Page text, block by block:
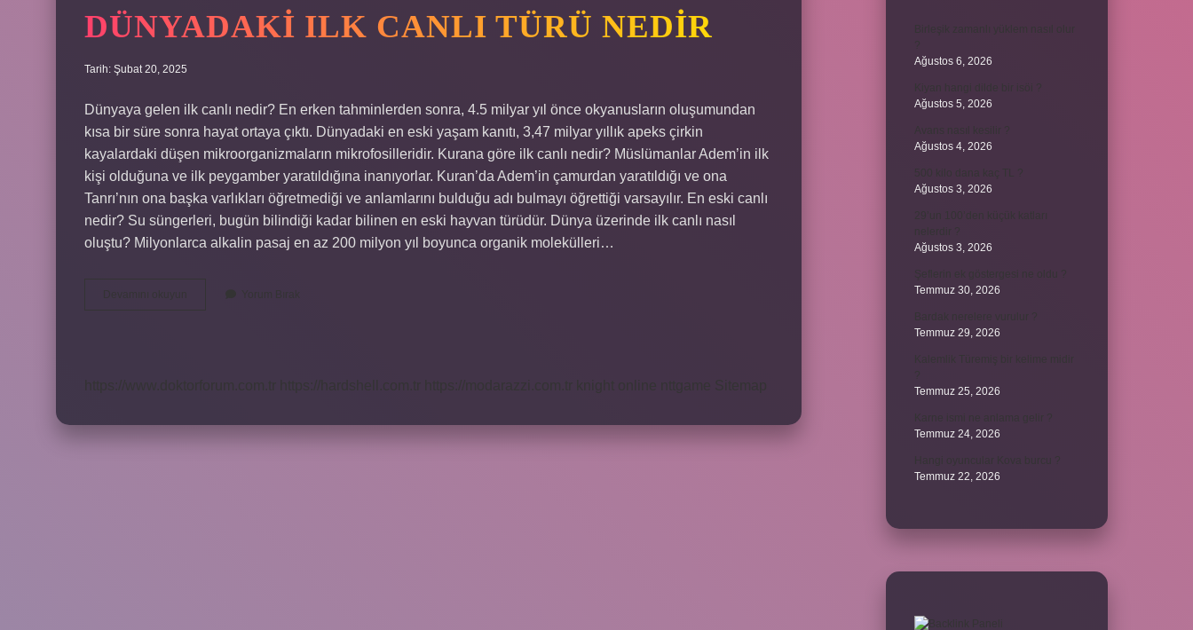
DÜNYADAKI ILK CANLI TÜRÜ NEDIR
Tarih: Şubat 20, 2025
Dünyaya gelen ilk canlı nedir? En erken tahminlerden sonra, 4.5 milyar yıl önce okyanusların oluşumundan
kısa bir süre sonra hayat ortaya çıktı. Dünyadaki en eski yaşam kanıtı, 3,47 milyar yıllık apeks çirkin
kayalardaki düşen mikroorganizmaların mikrofosilleridir. Kurana göre ilk canlı nedir? Müslümanlar Adem’in ilk
kişi olduğuna ve ilk peygamber yaratıldığına inanıyorlar. Kuran’da Adem’in çamurdan yaratıldığı ve ona
Tanrı’nın ona başka varlıkları öğretmediği ve anlamlarını bulduğu adı bulmayı öğrettiği varsayılır. En eski canlı
nedir? Su süngerleri, bugün bilindiği kadar bilinen en eski hayvan türüdür. Dünya üzerinde ilk canlı nasıl
oluştu? Milyonlarca alkalin pasaj en az 200 milyon yıl boyunca organik molekülleri…
Ağustos 6, 2026
Ağustos 5, 2026
Ağustos 4, 2026
Ağustos 3, 2026
Ağustos 3, 2026
Temmuz 30, 2026
Temmuz 29, 2026
Temmuz 25, 2026
Temmuz 24, 2026
Temmuz 22, 2026